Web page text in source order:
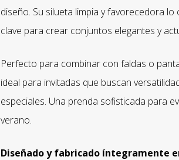
diseño. Su silueta limpia y favorecedora
clave para crear conjuntos elegantes y
Perfecto para combinar con faldas o
ideal para invitadas que buscan
especiales. Una prenda sofisticada para
verano.
Diseñado y fabricado íntegramente